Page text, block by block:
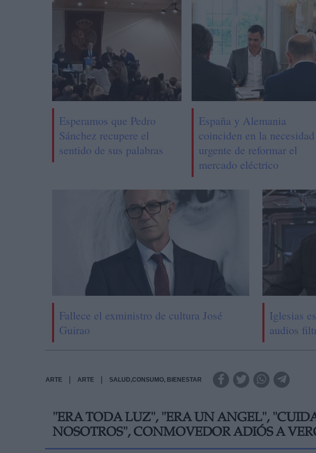
Esperamos que Pedro
Sánchez recupere el
sentido de sus palabras
España y Alemania
coinciden en la necesidad
urgente de reformar el
mercado eléctrico
Fallece el exministro de cultura José
Guirao
Iglesias
audios
ARTE ARTE SALUD,CONSUMO, BIENESTAR
"ERA TODA LUZ", "ERA UN ANGEL",
NOSOTROS", CONMOVEDOR ADIÓS A